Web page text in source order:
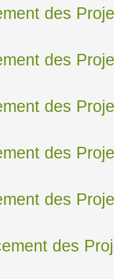
des
des
des
des
des
des